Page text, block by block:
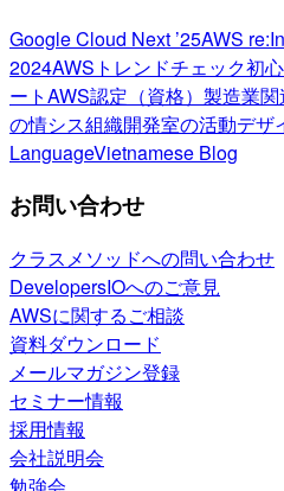
Google Cloud Next ’25AWS
2024AWSトレンドチェック初
ートAWS認定（資格） 製造業関
の情シス組織開発室の活動デザ
LanguageVietnamese Blog
お問い合わせ
クラスメソッドへの問い合わせ
DevelopersIOへのご意見
AWSに関するご相談
資料ダウンロード
メールマガジン登録
セミナー情報
採用情報
会社説明会
勉強会